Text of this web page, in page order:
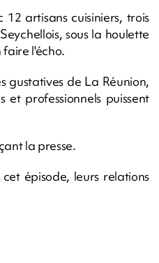
artisans cuisiniers, trois
sous la houlette
l'écho.
gustatives de La Réunion,
professionnels puissent
la presse.
épisode, leurs relations